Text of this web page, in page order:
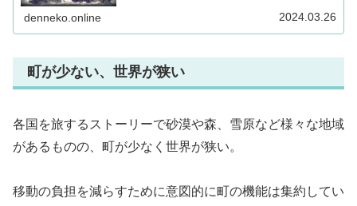
denneko.online 2024.03.26
町が少ない、世界が狭い
各国を旅するストーリーで砂漠や森、雪原など様々な地域
があるものの、町が少なく世界が狭い。
移動の負担を減らすために意図的に町の機能は集約してい